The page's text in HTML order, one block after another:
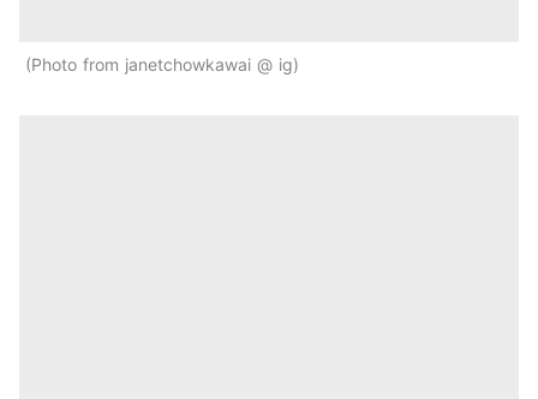
Photo from janetchowkawai @ ig